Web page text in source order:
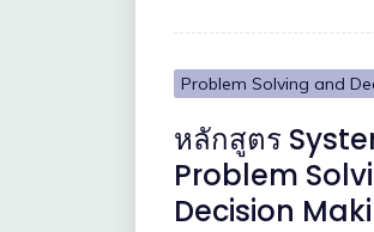
Problem Solving and
หลักสูตร
Problem
Decision